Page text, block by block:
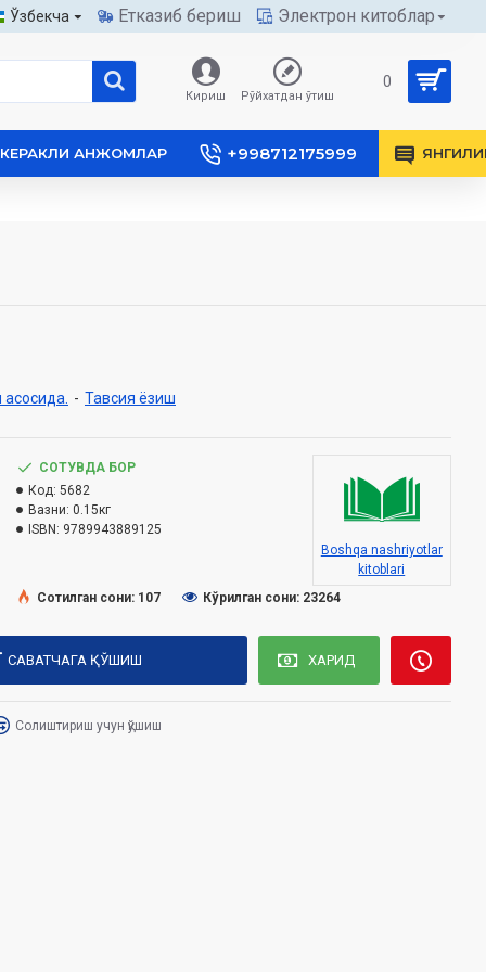
Ўзбекча Етказиб бериш Электрон китоблар
Кириш Рўйхатдан ўтиш
0
КЕРАКЛИ АНЖОМЛАР +998712175999
- Тавсия ёзиш
СОТУВДА БОР
Код: 5682
Вазни: 0.15кг
ISBN: 9789943889125
Boshqa nashriyotlar
kitoblari
Сотилган сони: 107
Кўрилган сони: 23264
САВАТЧАГА ҚЎШИШ ХАРИД
Солиштириш учун қўшиш